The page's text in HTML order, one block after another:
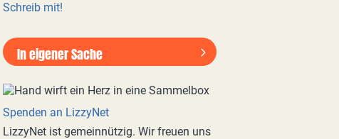
Schreib mit!
In eigener Sache
Spenden an LizzyNet
LizzyNet ist gemeinnützig. Wir freuen uns